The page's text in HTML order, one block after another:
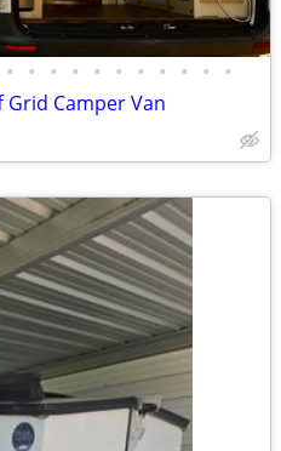
• • • • • • • • • • •
Camper Van